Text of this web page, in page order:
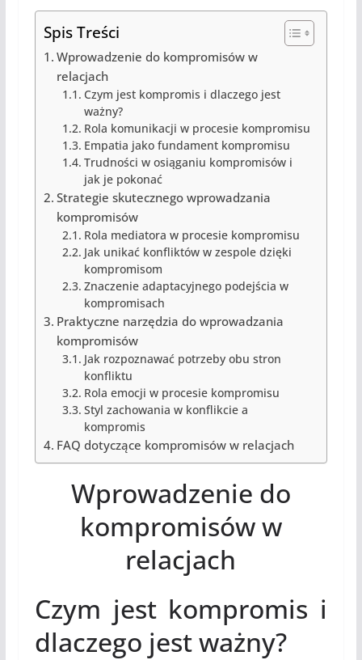
Spis Treści
Wprowadzenie do kompromisów w
relacjach
Czym jest kompromis i dlaczego jest
ważny?
Rola komunikacji w procesie kompromisu
Empatia jako fundament kompromisu
Trudności w osiąganiu kompromisów i
jak je pokonać
Strategie skutecznego wprowadzania
kompromisów
Rola mediatora w procesie kompromisu
Jak unikać konfliktów w zespole dzięki
kompromisom
Znaczenie adaptacyjnego podejścia w
kompromisach
Praktyczne narzędzia do wprowadzania
kompromisów
Jak rozpoznawać potrzeby obu stron
konfliktu
Rola emocji w procesie kompromisu
Styl zachowania w konflikcie a
kompromis
FAQ dotyczące kompromisów w relacjach
Wprowadzenie do
kompromisów w
relacjach
Czym jest kompromis i
dlaczego jest ważny?